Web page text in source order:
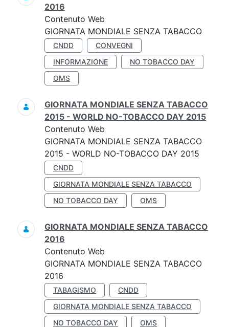
2016
Contenuto Web
GIORNATA MONDIALE SENZA TABACCO
CNDD
CONVEGNI
INFORMAZIONE
NO TOBACCO DAY
OMS
GIORNATA MONDIALE SENZA TABACCO
2015 - WORLD NO-TOBACCO DAY 2015
Contenuto Web
GIORNATA MONDIALE SENZA TABACCO
2015 - WORLD NO-TOBACCO DAY 2015
CNDD
GIORNATA MONDIALE SENZA TABACCO
NO TOBACCO DAY
OMS
GIORNATA MONDIALE SENZA TABACCO
2016
Contenuto Web
GIORNATA MONDIALE SENZA TABACCO
2016
TABAGISMO
CNDD
GIORNATA MONDIALE SENZA TABACCO
NO TOBACCO DAY
OMS